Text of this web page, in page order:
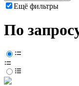
Ещё фильтры
По